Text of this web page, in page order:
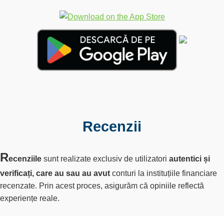
Recenzii
Recenziile sunt realizate exclusiv de utilizatori autentici și
verificați, care au sau au avut conturi la instituțiile financiare
recenzate. Prin acest proces, asigurăm că opiniile reflectă
experiențe reale.